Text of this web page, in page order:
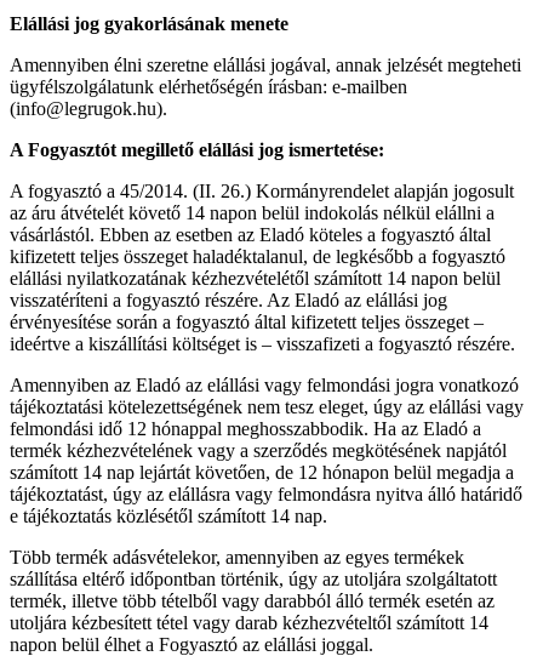
Elállási jog gyakorlásának menete
Amennyiben élni szeretne elállási jogával, annak jelzését megteheti
ügyfélszolgálatunk elérhetőségén írásban: e-mailben
(info@legrugok.hu).
A Fogyasztót megillető elállási jog ismertetése:
A fogyasztó a 45/2014. (II. 26.) Kormányrendelet alapján jogosult
az áru átvételét követő 14 napon belül indokolás nélkül elállni a
vásárlástól. Ebben az esetben az Eladó köteles a fogyasztó által
kifizetett teljes összeget haladéktalanul, de legkésőbb a fogyasztó
elállási nyilatkozatának kézhezvételétől számított 14 napon belül
visszatéríteni a fogyasztó részére. Az Eladó az elállási jog
érvényesítése során a fogyasztó által kifizetett teljes összeget –
ideértve a kiszállítási költséget is – visszafizeti a fogyasztó részére.
Amennyiben az Eladó az elállási vagy felmondási jogra vonatkozó
tájékoztatási kötelezettségének nem tesz eleget, úgy az elállási vagy
felmondási idő 12 hónappal meghosszabbodik. Ha az Eladó a
termék kézhezvételének vagy a szerződés megkötésének napjától
számított 14 nap lejártát követően, de 12 hónapon belül megadja a
tájékoztatást, úgy az elállásra vagy felmondásra nyitva álló határidő
e tájékoztatás közlésétől számított 14 nap.
Több termék adásvételekor, amennyiben az egyes termékek
szállítása eltérő időpontban történik, úgy az utoljára szolgáltatott
termék, illetve több tételből vagy darabból álló termék esetén az
utoljára kézbesített tétel vagy darab kézhezvételtől számított 14
napon belül élhet a Fogyasztó az elállási joggal.